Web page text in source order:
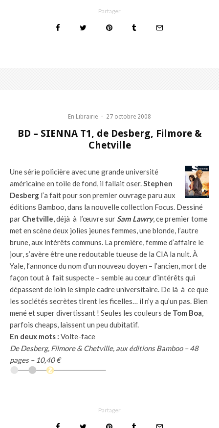
Partager
En Librairie · 27 octobre 2008
BD – SIENNA T1, de Desberg, Filmore &
Chetville
Une série policière avec une grande université
américaine en toile de fond, il fallait oser.Stephen
Desberg l’a fait pour son premier ouvrage paru aux
éditions Bamboo, dans la nouvelle collection Focus. Dessiné
par Chetville, déjà à l’œuvre surSam Lawry, ce premier tome
met en scène deux jolies jeunes femmes, une blonde, l’autre
brune, aux intérêts communs. La première, femme d’affaire le
jour, s’avère être une redoutable tueuse de la CIA la nuit. À
Yale, l’annonce du nom d’un nouveau doyen – l’ancien, mort de
façon tout à fait suspecte – semble au cœur d’intérêts qui
dépassent de loin le simple cadre universitaire. De là à ce que
les sociétés secrètes tirent les ficelles… il n’y a qu’un pas. Bien
mené et super divertissant ! Seules les couleurs de Tom Boa,
parfois cheaps, laissent un peu dubitatif.
En deux mots : Volte-face
De Desberg, Filmore & Chetville, aux éditions Bamboo – 48
pages – 10,40 €
Partager